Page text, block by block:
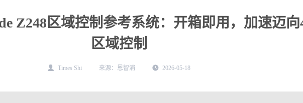
Z248区域控制参考系统：开箱即用，加速迈向
区域控制
Times Shi 恩智浦 2026-05-18